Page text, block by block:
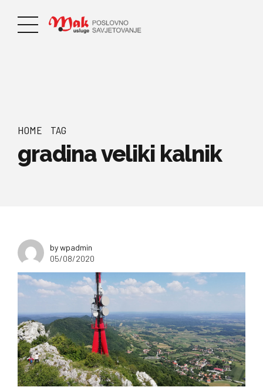
HOME TAG
gradina veliki kalnik
by wpadmin
05/08/2020